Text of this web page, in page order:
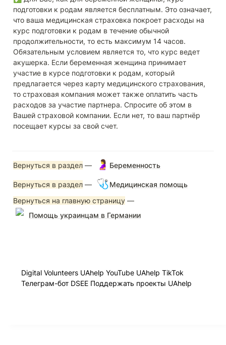
подготовки к родам является бесплатным. Это означает,
что ваша медицинская страховка покроет расходы на
курс подготовки к родам в течение обычной
продолжительности, то есть максимум 14 часов.
Обязательным условием является то, что курс ведет
акушерка. Если беременная женщина принимает
участие в курсе подготовки к родам, который
предлагается через карту медицинского страхования,
то страховая компания может также оплатить часть
расходов за участие партнера. Спросите об этом в
Вашей страховой компании. Если нет, то ваш партнёр
посещает курсы за свой счет.
Вернуться в раздел — 🤰 Беременность
Вернуться в раздел — 🩺Медицинская помощь
Вернуться на главную страницу —
Помощь украинцам в Германии
Digital Volunteers UAhelp YouTube UAhelp TikTok
Телеграм-бот DSEE Поддержать проекты UAhelp